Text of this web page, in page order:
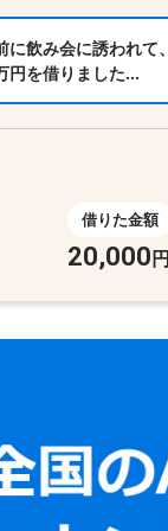
に飲み会に誘われて、
円を借りました…
借りた金額
20,000 円